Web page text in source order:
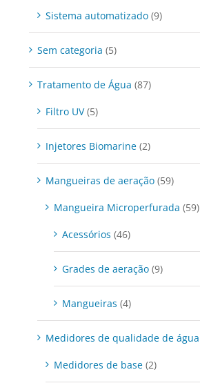
Sistema automatizado (9)
Sem categoria (5)
Tratamento de Água (87)
Filtro UV (5)
Injetores Biomarine (2)
Mangueiras de aeração (59)
Mangueira Microperfurada (59)
Acessórios (46)
Grades de aeração (9)
Mangueiras (4)
Medidores de qualidade de água
Medidores de base (2)